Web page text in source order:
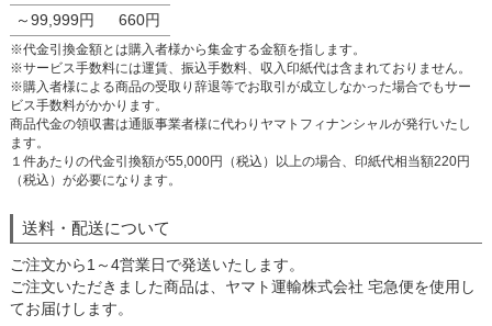
～99,999円
660円
※代金引換金額とは購入者様から集金する金額を指します。
※サービス手数料には運賃、振込手数料、収入印紙代は含まれておりません。
※購入者様による商品の受取り辞退等でお取引が成立しなかった場合でもサー
ビス手数料がかかります。
商品代金の領収書は通販事業者様に代わりヤマトフィナンシャルが発行いたし
ます。
１件あたりの代金引換額が55,000円（税込）以上の場合、印紙代相当額220円
（税込）が必要になります。
送料・配送について
ご注文から1～4営業日で発送いたします。
ご注文いただきました商品は、ヤマト運輸株式会社 宅急便を使用し
てお届けします。